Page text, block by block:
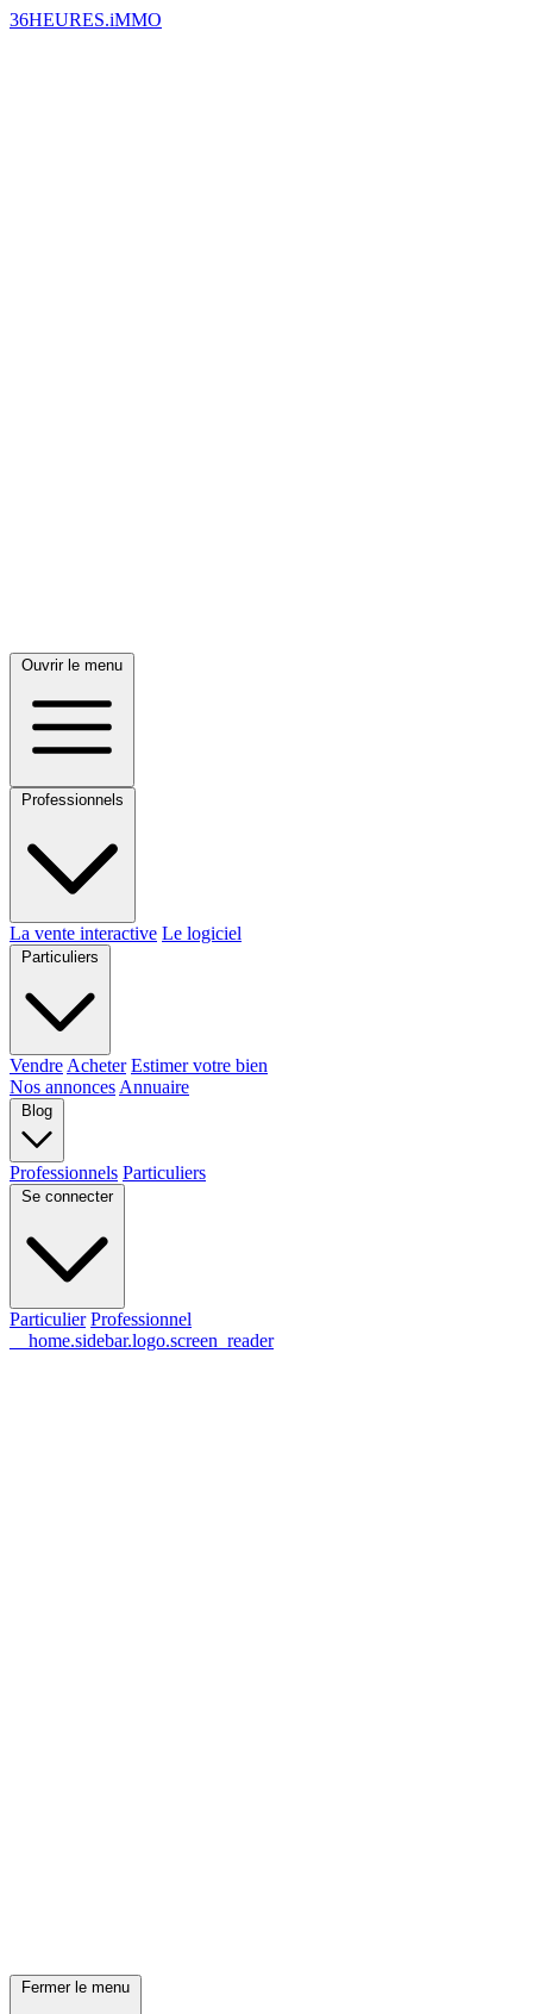
36HEURES.iMMO
Ouvrir le menu
Professionnels
La vente interactive Le logiciel
Particuliers
Vendre Acheter Estimer votre bien
Nos annonces Annuaire
Blog
Professionnels Particuliers
Se connecter
Particulier Professionnel
__home.sidebar.logo.screen_reader
Fermer le menu